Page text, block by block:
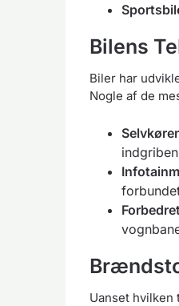
Bilens
Biler har
Nogle af de
Uanset